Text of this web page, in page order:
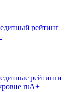
рейтинг
рейтинги
ruA+